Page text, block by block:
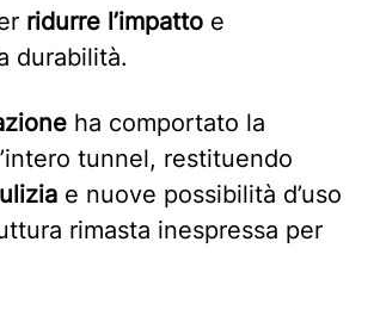
ridurre l’impatto e
durabilità.
ha comportato la
tunnel, restituendo
e nuove possibilità d’uso
rimasta inespressa per